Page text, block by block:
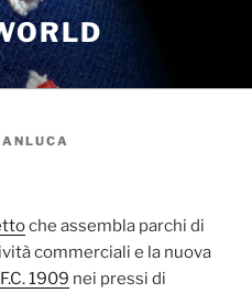
che assembla parchi di
commerciali e la nuova
1909 nei pressi di